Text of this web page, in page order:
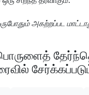
அகற்றப்பட